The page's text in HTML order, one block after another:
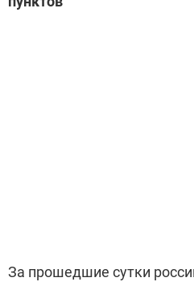
За прошедшие сутки